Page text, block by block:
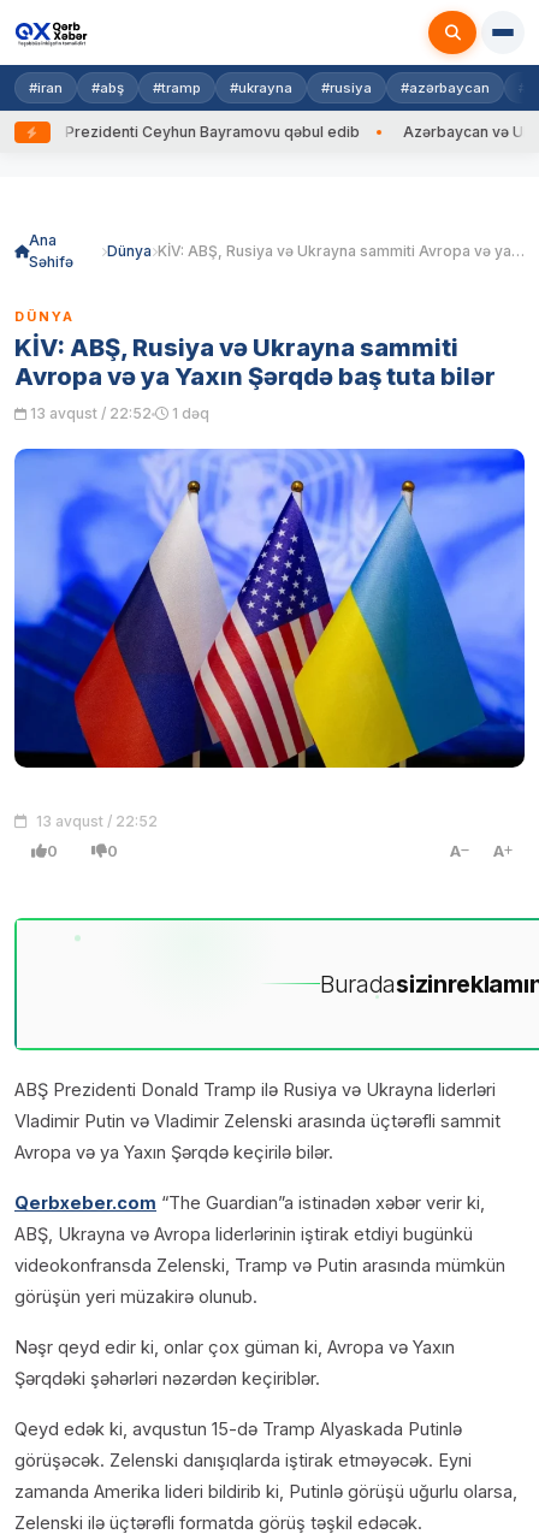
#iran #abş #tramp #ukrayna #rusiya #azərbaycan
Prezidenti Ceyhun Bayramovu qəbul edib Azərbaycan və
Ana
Səhifə
Dünya KİV: ABŞ, Rusiya və Ukrayna sammiti Avropa və ya Yaxın Şərqdə baş tuta bilər
DÜNYA
KİV: ABŞ, Rusiya və Ukrayna sammiti
Avropa və ya Yaxın Şərqdə baş tuta bilər
13 avqust / 22:52 1 dəq
13 avqust / 22:52
0 0 A A
Buradasizin
ABŞ Prezidenti Donald Tramp ilə Rusiya və Ukrayna liderləri
Vladimir Putin və Vladimir Zelenski arasında üçtərəfli sammit
Avropa və ya Yaxın Şərqdə keçirilə bilər.
Qerbxeber.com “The Guardian”a istinadən xəbər verir ki,
ABŞ, Ukrayna və Avropa liderlərinin iştirak etdiyi bugünkü
videokonfransda Zelenski, Tramp və Putin arasında mümkün
görüşün yeri müzakirə olunub.
Nəşr qeyd edir ki, onlar çox güman ki, Avropa və Yaxın
Şərqdəki şəhərləri nəzərdən keçiriblər.
Qeyd edək ki, avqustun 15-də Tramp Alyaskada Putinlə
görüşəcək. Zelenski danışıqlarda iştirak etməyəcək. Eyni
zamanda Amerika lideri bildirib ki, Putinlə görüşü uğurlu olarsa,
Zelenski ilə üçtərəfli formatda görüş təşkil edəcək.